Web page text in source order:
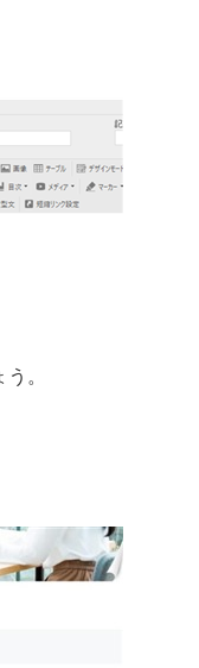
。